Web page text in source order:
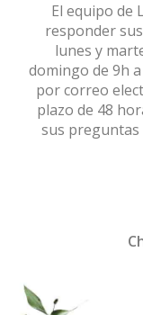
El equipo de
responder
lunes y
domingo de 9h
por correo
plazo de 48
sus